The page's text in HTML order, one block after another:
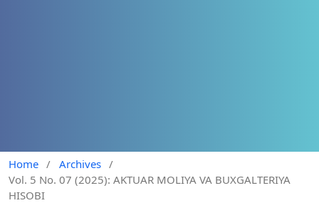
Home / Archives /
Vol. 5 No. 07 (2025): AKTUAR MOLIYA VA BUXGALTERIYA
HISOBI